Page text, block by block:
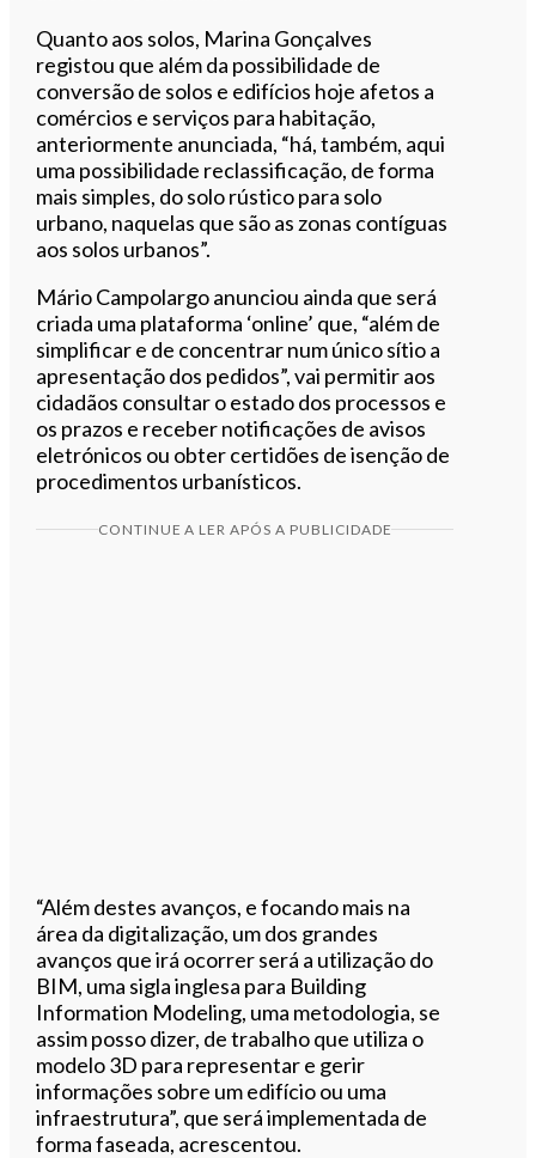
Quanto aos solos, Marina Gonçalves
registou que além da possibilidade de
conversão de solos e edifícios hoje afetos a
comércios e serviços para habitação,
anteriormente anunciada, “há, também, aqui
uma possibilidade reclassificação, de forma
mais simples, do solo rústico para solo
urbano, naquelas que são as zonas contíguas
aos solos urbanos”.
Mário Campolargo anunciou ainda que será
criada uma plataforma ‘online’ que, “além de
simplificar e de concentrar num único sítio a
apresentação dos pedidos”, vai permitir aos
cidadãos consultar o estado dos processos e
os prazos e receber notificações de avisos
eletrónicos ou obter certidões de isenção de
procedimentos urbanísticos.
CONTINUE A LER APÓS A PUBLICIDADE
“Além destes avanços, e focando mais na
área da digitalização, um dos grandes
avanços que irá ocorrer será a utilização do
BIM, uma sigla inglesa para Building
Information Modeling, uma metodologia, se
assim posso dizer, de trabalho que utiliza o
modelo 3D para representar e gerir
informações sobre um edifício ou uma
infraestrutura”, que será implementada de
forma faseada, acrescentou.